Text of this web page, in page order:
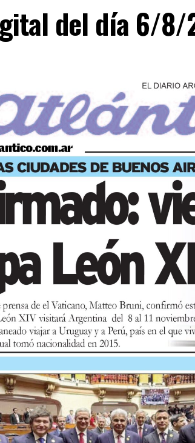
del día 6/8/